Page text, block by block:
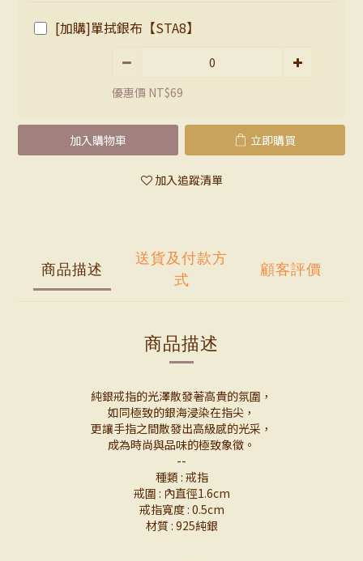
[加購]單拭銀布【STA8】
優惠價 NT$69
加入購物車 立即購買
加入追蹤清單
商品描述
送貨及付款方
式
顧客評價
商品描述
純銀戒指的光澤散發著高貴的氛圍，
如同極致的銀海浸染在指尖，
更讓手指之間散發出高級感的光采，
成為時尚與品味的極致象徵。
--
種類 : 戒指
戒圍 : 內直徑1.6cm
戒指寬度 : 0.5cm
材質 : 925純銀